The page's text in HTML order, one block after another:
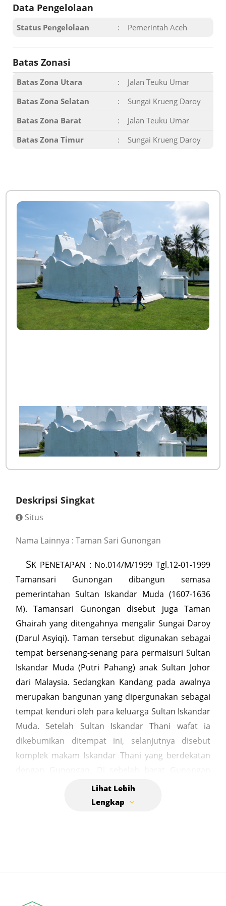
Data Pengelolaan
Status Pengelolaan : Pemerintah Aceh
Batas Zonasi
Batas Zona Utara :
Jalan Teuku Umar
Batas Zona Selatan
:
Sungai Krueng Daroy
Batas Zona Barat
:
Jalan Teuku Umar
Batas Zona Timur
: Sungai Krueng Daroy
Deskripsi Singkat
Situs
Nama Lainnya : Taman Sari Gunongan
SK PENETAPAN : No.014/M/1999 Tgl.12-01-1999
Tamansari Gunongan dibangun semasa
pemerintahan Sultan Iskandar Muda (1607-1636
M). Tamansari Gunongan disebut juga Taman
Ghairah yang ditengahnya mengalir Sungai Daroy
(Darul Asyiqi). Taman tersebut digunakan sebagai
tempat bersenang-senang para permaisuri Sultan
Iskandar Muda (Putri Pahang) anak Sultan Johor
dari Malaysia. Sedangkan Kandang pada awalnya
merupakan bangunan yang dipergunakan sebagai
tempat kenduri oleh para keluarga Sultan Iskandar
Muda. Setelah Sultan Iskandar Thani wafat ia
dikebumikan ditempat ini, selanjutnya disebut
komplek makam Iskandar Thani yang berdekatan
terdapat batu bundar berteras, pada masa Sultan
Iskandar Muda digunakan tempat cuci rambut bagi
Syeikh Nuruddin Ar-Raniri dan merupakan karya